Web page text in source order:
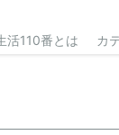
活110番とは カ